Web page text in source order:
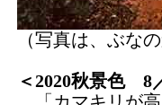
（写真は、ぶな
＜2020秋景色 8